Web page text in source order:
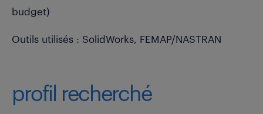
budget)
Outils utilisés : SolidWorks, FEMAP/NASTRAN
profil recherché